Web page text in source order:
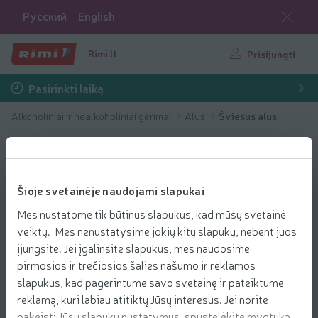
Šioje svetainėje naudojami slapukai
Mes nustatome tik būtinus slapukus, kad mūsų svetainė
veiktų. Mes nenustatysime jokių kitų slapukų, nebent juos
įjungsite. Jei įgalinsite slapukus, mes naudosime
pirmosios ir trečiosios šalies našumo ir reklamos
slapukus, kad pagerintume savo svetainę ir pateiktume
reklamą, kuri labiau atitiktų Jūsų interesus. Jei norite
Русский English
Rimi.lt Prisijungti
Pasirinkti laiką
Alkoholiniai ir nealkoholiniai gėrimai Alus Šviesus alus